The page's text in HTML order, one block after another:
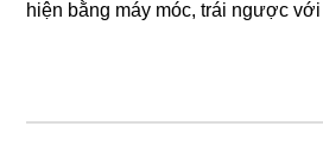
hiện bằng máy móc, trái ngược với